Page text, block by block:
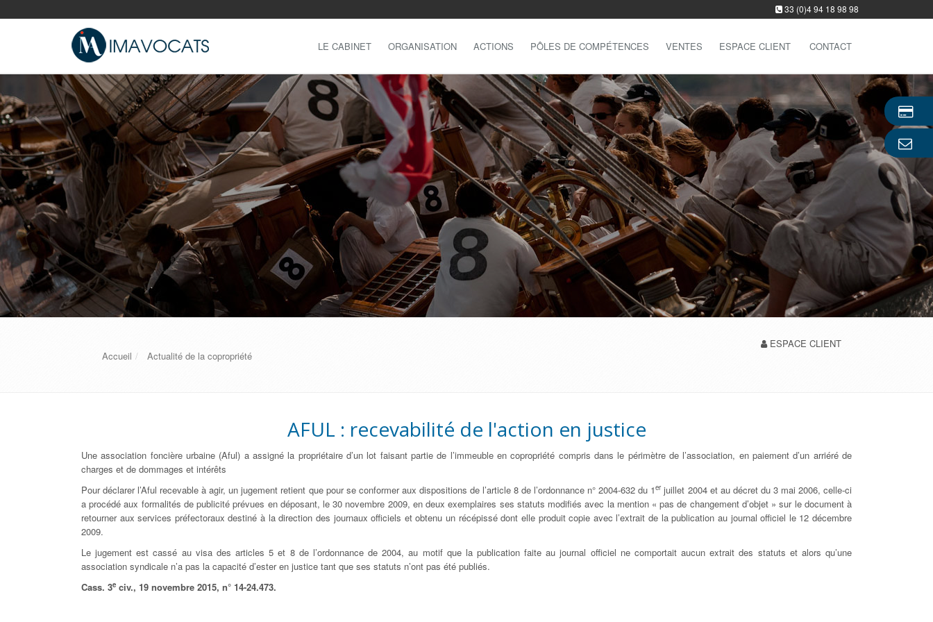
33 (0)4 94 18 98 98
LE CABINET ORGANISATION ACTIONS PÔLES DE COMPÉTENCES VENTES ESPACE CLIENT CONTACT
Accueil Actualité de la copropriété
ESPACE CLIENT
AFUL : recevabilité de l'action en justice
Une association foncière urbaine (Aful) a assigné la propriétaire d’un lot faisant partie de l’immeuble en copropriété compris dans le périmètre de l’association, en paiement d’un arriéré de
charges et de dommages et intérêts
Pour déclarer l’Aful recevable à agir, un jugement retient que pour se conformer aux dispositions de l’article 8 de l’ordonnance n° 2004-632 du 1er juillet 2004 et au décret du 3 mai 2006, celle-ci
a procédé aux formalités de publicité prévues en déposant, le 30 novembre 2009, en deux exemplaires ses statuts modifiés avec la mention « pas de changement d’objet » sur le document à
retourner aux services préfectoraux destiné à la direction des journaux officiels et obtenu un récépissé dont elle produit copie avec l’extrait de la publication au journal officiel le 12 décembre
2009.
Le jugement est cassé au visa des articles 5 et 8 de l’ordonnance de 2004, au motif que la publication faite au journal officiel ne comportait aucun extrait des statuts et alors qu’une
association syndicale n’a pas la capacité d’ester en justice tant que ses statuts n’ont pas été publiés.
Cass. 3e civ., 19 novembre 2015, n° 14-24.473.